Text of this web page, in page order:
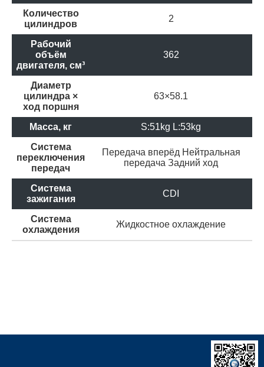
Количество
цилиндров
2
Рабочий
объём
двигателя, см³
362
Диаметр
цилиндра ×
ход поршня
63×58.1
Масса, кг
S:51kg L:53kg
Система
переключения
передач
Передача вперёд Нейтральная
передача Задний ход
Система
зажигания
CDI
Система
охлаждения
Жидкостное охлаждение